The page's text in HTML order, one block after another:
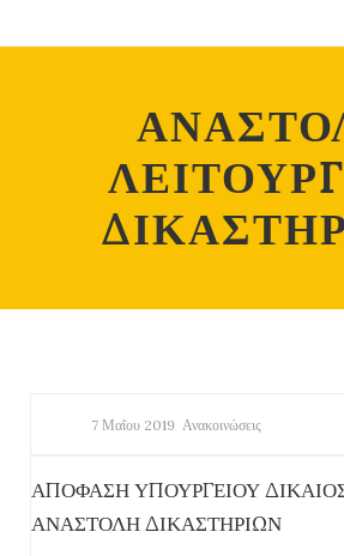
7 Μαΐου 2019 Ανακοινώσεις
ΑΠΟΦΑΣΗ ΥΠΟΥΡΓΕΙΟΥ
ΑΝΑΣΤΟΛΗ ΔΙΚΑΣΤΗΡΙΩΝ